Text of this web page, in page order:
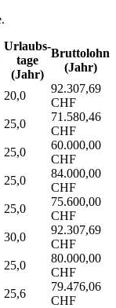
Urlaubs­
tage
(Jahr)
Bruttolohn
(Jahr)
20,0
92.307,69
CHF
25,0
71.580,46
CHF
25,0
60.000,00
CHF
25,0
84.000,00
CHF
25,0
75.600,00
CHF
30,0
92.307,69
CHF
25,0
80.000,00
CHF
25,6
79.476,06
CHF